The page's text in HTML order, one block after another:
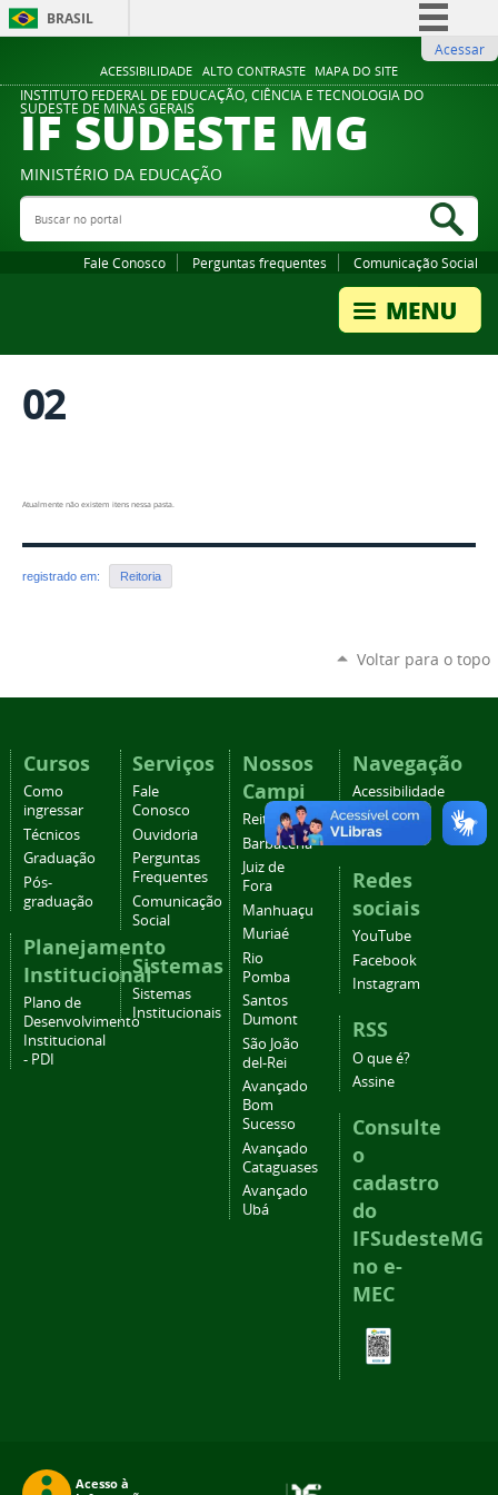
ACESSIBILIDADE ALTO CONTRASTE MAPA DO SITE
BRASIL
Comunica BR
Participe
Legislação
Acessar
INSTITUTO FEDERAL DE EDUCAÇÃO, CIÊNCIA E TECNOLOGIA DO
SUDESTE DE MINAS GERAIS
IF SUDESTE MG
MINISTÉRIO DA EDUCAÇÃO
Buscar no portal
Fale Conosco Perguntas frequentes Comunicação Social
02
Atualmente não existem itens nessa pasta.
registrado em: Reitoria
Voltar para o topo
Cursos
Como
ingressar
Técnicos
Graduação
Pós-
graduação
Planejamento
Institucional
Plano de
Desenvolvimento
Institucional
- PDI
Serviços
Fale
Conosco
Ouvidoria
Perguntas
Frequentes
Comunicação
Social
Sistemas
Sistemas
Institucionais
Nossos
Campi
Reitoria
Barbacena
Juiz de
Fora
Manhuaçu
Muriaé
Rio
Pomba
Santos
Dumont
São João
del-Rei
Avançado
Bom
Sucesso
Avançado
Cataguases
Avançado
Ubá
Navegação
Acessibilidade
Mapa do
site
Redes
sociais
YouTube
Facebook
Instagram
RSS
O que é?
Assine
Consulte
o
cadastro
do
IFSudesteMG
no e-
MEC